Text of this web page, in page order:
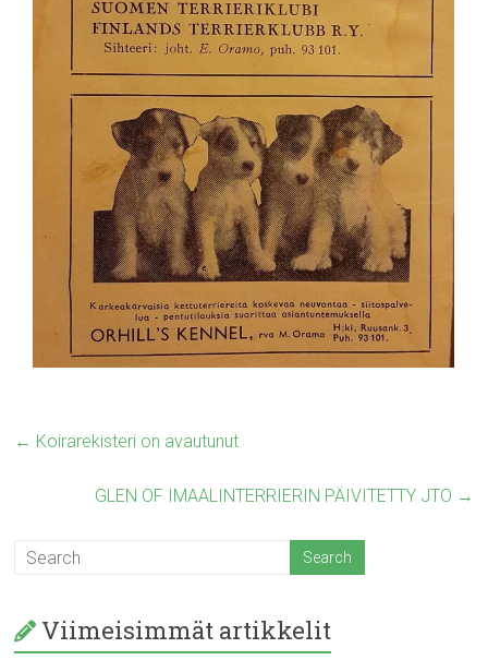
← Koirarekisteri on avautunut
GLEN OF IMAALINTERRIERIN PÄIVITETTY JTO →
Viimeisimmät artikkelit